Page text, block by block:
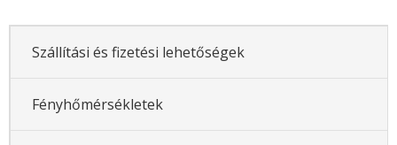
Szállítási és fizetési lehetőségek
Fényhőmérsékletek